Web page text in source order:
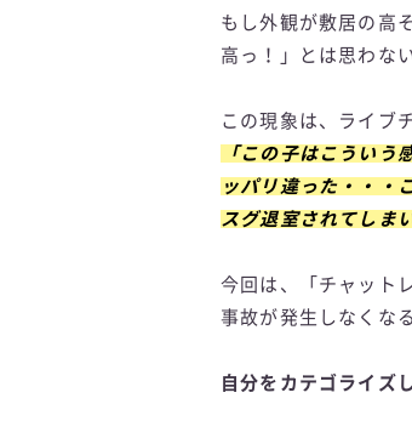
もし外観が敷居の高
高っ！」とは思わな
この現象は、ライブ
「この子はこういう
ッパリ違った・・・
スグ退室されてしま
今回は、「チャット
事故が発生しなくな
自分をカテゴライズ